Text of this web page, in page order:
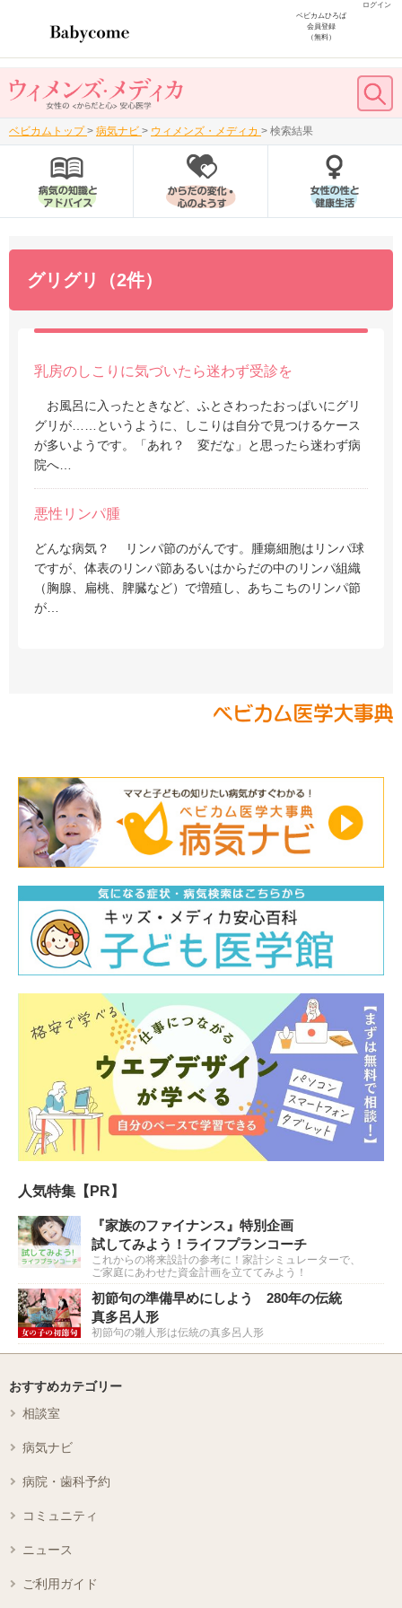
ログイン
ベビカムひろば
会員登録
（無料）
ベビカムトップ > 病気ナビ > ウィメンズ・メディカ > 検索結果
グリグリ（2件）
乳房のしこりに気づいたら迷わず受診を
お風呂に入ったときなど、ふとさわったおっぱいにグリ
グリが……というように、しこりは自分で見つけるケース
が多いようです。「あれ？ 変だな」と思ったら迷わず病
院へ…
悪性リンパ腫
どんな病気？ リンパ節のがんです。腫瘍細胞はリンパ球
ですが、体表のリンパ節あるいはからだの中のリンパ組織
（胸腺、扁桃、脾臓など）で増殖し、あちこちのリンパ節
が…
人気特集【PR】
『家族のファイナンス』特別企画
試してみよう！ライフプランコーチ
これからの将来設計の参考に！家計シミュレーターで、
ご家庭にあわせた資金計画を立ててみよう！
初節句の準備早めにしよう 280年の伝統
真多呂人形
初節句の雛人形は伝統の真多呂人形
おすすめカテゴリー
相談室
病気ナビ
病院・歯科予約
コミュニティ
ニュース
ご利用ガイド